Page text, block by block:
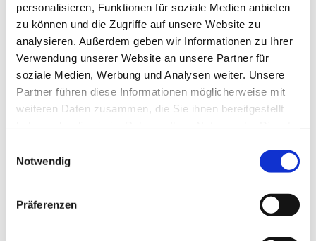
personalisieren, Funktionen für soziale Medien anbieten
zu können und die Zugriffe auf unsere Website zu
analysieren. Außerdem geben wir Informationen zu Ihrer
Verwendung unserer Website an unsere Partner für
soziale Medien, Werbung und Analysen weiter. Unsere
Partner führen diese Informationen möglicherweise mit
weiteren Daten zusammen, die Sie ihnen bereitgestellt
Notwendig
Präferenzen